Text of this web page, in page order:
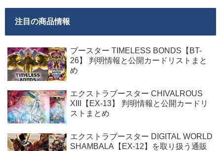
注目の商品情報
ブースター TIMELESS BONDS【BT-
26】 判明情報と公開カードリストまと
め
エクストラブースター CHIVALROUS
XIII【EX-13】 判明情報と公開カードリ
ストまとめ
エクストラブースター DIGITAL WORLD
SHAMBALA【EX-12】を取り扱う通販